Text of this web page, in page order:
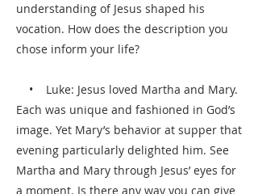
understanding of Jesus shaped his
vocation. How does the description you
chose inform your life?
• Luke: Jesus loved Martha and Mary.
Each was unique and fashioned in God’s
image. Yet Mary’s behavior at supper that
evening particularly delighted him. See
Martha and Mary through Jesus’ eyes for
a moment. Is there any way you can give